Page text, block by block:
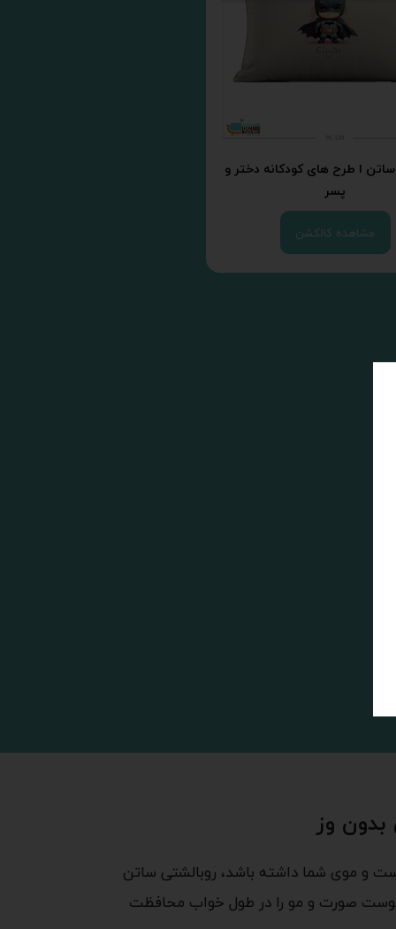
ا طرح های کودکانه دختر و
پسر
مشاهده کالکشن
بدون وز
و موی شما داشته باشد، روبالشتی ساتن
پوست صورت و مو را در طول خواب محافظت